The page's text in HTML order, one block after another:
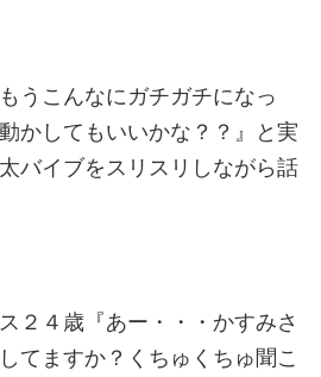
うこんなにガチガチになっ
かしてもいいかな？？』と実
バイブをスリスリしながら話
２４歳『あー・・・かすみさ
てますか？くちゅくちゅ聞こ